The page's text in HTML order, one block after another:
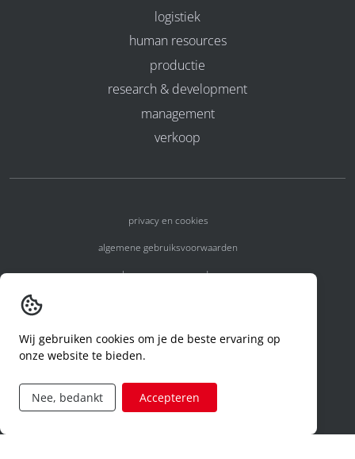
logistiek
human resources
productie
research & development
management
verkoop
privacy en cookies
algemene gebruiksvoorwaarden
algemene voorwaarden
code of conduct
aanvraag rechten ivm privacy
Wij gebruiken cookies om je de beste ervaring op
onze website te bieden.
Nee, bedankt Accepteren